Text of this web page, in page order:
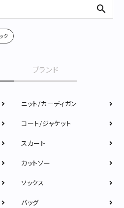
search
ク
ブランド
ニット/カーディガン
コート/ジャケット
スカート
カットソー
ソックス
バッグ